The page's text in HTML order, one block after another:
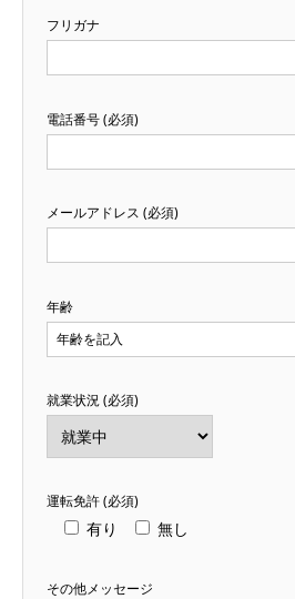
フリガナ
電話番号 (必須)
メールアドレス (必須)
年齢
就業状況 (必須)
運転免許 (必須)
有り 無し
その他メッセージ